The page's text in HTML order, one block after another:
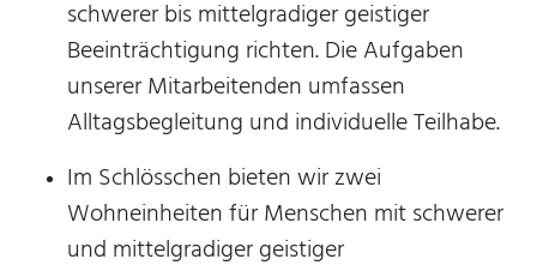
schwerer bis mittelgradiger geistiger
Beeinträchtigung richten. Die Aufgaben
unserer Mitarbeitenden umfassen
Alltagsbegleitung und individuelle Teilhabe.
Im Schlösschen bieten wir zwei
Wohneinheiten für Menschen mit schwerer
und mittelgradiger geistiger
Zweck:
Speichert, ob Sie der Seitenstatistik mit Matomo
zugestimmt haben
unbegrenzt
STATISTIK